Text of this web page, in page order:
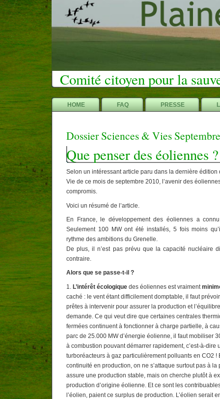
Comité citoyen pour la
HOME FAQ PRESSE
Dossier Sciences & Vies
Que penser des éoliennes ?
Selon un intéressant article paru dans la dernière édition
Vie de ce mois de septembre 2010, l’avenir des
compromis.
Voici un résumé de l’article.
En France, le développement des éoliennes a
Seulement 100 MW ont été installés, 5 fois moins
rythme des ambitions du Grenelle.
De plus, il n’est pas prévu que la capacité nucléaire
contraire.
Alors que se passe-t-il ?
1. L’intérêt écologique des éoliennes est vraiment
caché : le vent étant difficilement domptable, il faut
prêtes à intervenir pour assurer la production et
demande. Ce qui veut dire que certaines centrales
fermées continuent à fonctionner à charge partielle, à
parc de 25.000 MW d’énergie éolienne, il faut mobiliser
à combustion pouvant démarrer rapidement, c’est-à-dire
turboréacteurs à gaz particulièrement polluants en CO2 !
continuité en production, on ne s’attaque surtout pas à
assure une production stable, mais on cherche plutôt à
production d’origine éolienne. Et ce sont les
l’éolien, paient ce surplus de production. L’éolien serait